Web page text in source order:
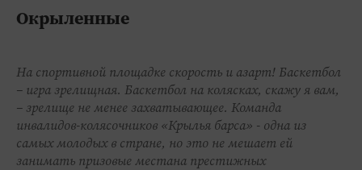
Окрыленные
На спортивной площадке скорость и азарт! Баскетбол
– игра зрелищная. Баскетбол на колясках, скажу я вам,
– зрелище не менее захватывающее. Команда
инвалидов-колясочников «Крылья барса» - одна из
самых молодых в стране, но это не мешает ей
занимать призовые местана престижных